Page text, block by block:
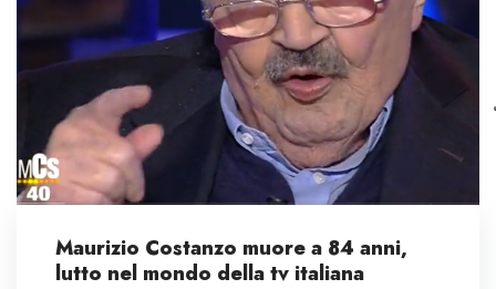
Maurizio Costanzo muore a 84 anni,
lutto nel mondo della tv italiana